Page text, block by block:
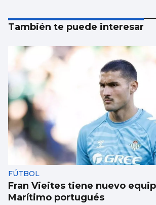
También te puede interesar
FÚTBOL
Fran Vieites tiene nuevo
Marítimo portugués